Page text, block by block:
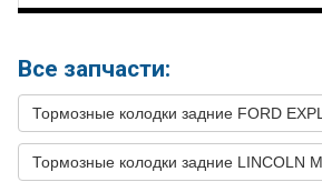
30 LINCOLN MKT
31 LINCOLN MKT 2016
L4
32 LINCOLN MKT 2016
V6
Все запчасти:
Тормозные колодки задние FORD
Тормозные колодки задние LINCOLN